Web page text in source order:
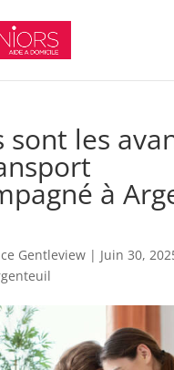
sont les
à
Gentleview| Juin 30,